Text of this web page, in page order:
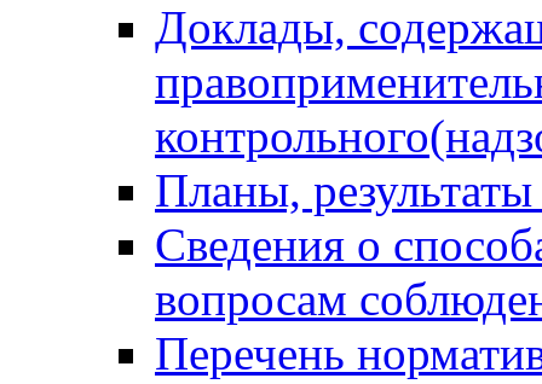
Доклады,
Планы,
Сведения о
вопросам
Перечень